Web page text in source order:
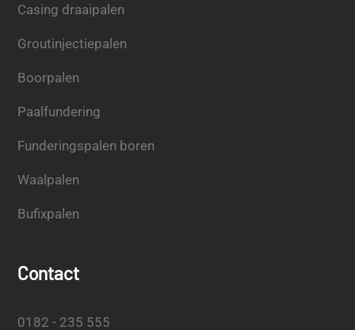
Casing draaipalen
Groutinjectiepalen
Boorpalen
Paalfundering
Funderingspalen boren
Waalpalen
Bufixpalen
Contact
0182 - 235 555